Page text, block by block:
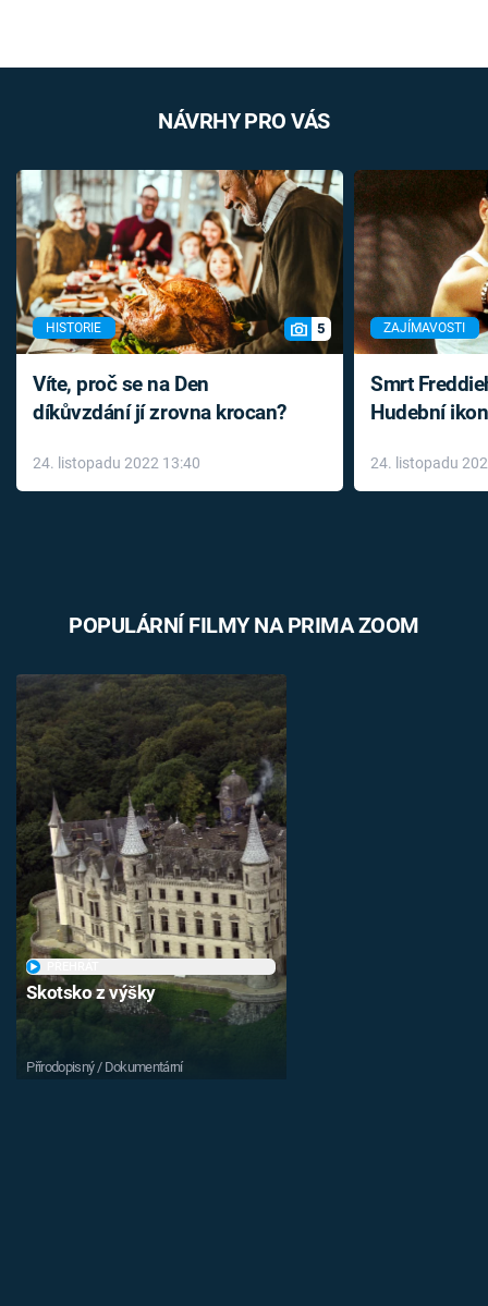
NÁVRHY PRO VÁS
HISTORIE 5
Víte, proč se na Den
díkůvzdání jí zrovna krocan?
24. listopadu 2022 13:40
ZAJÍMAVOSTI
Smrt
Hudební
léky
24. listopadu
POPULÁRNÍ FILMY NA PRIMA ZOOM
Skotsko z výšky
Přírodopisný / Dokumentární